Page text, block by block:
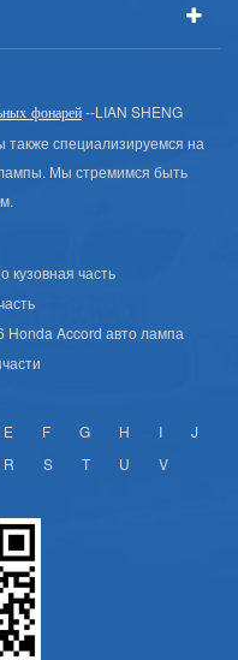
фонарей--LIAN SHENG
также специализируемся на
Мы стремимся быть
кузовная часть
Honda Accord авто лампа
E F G H I
J
R S T U
V